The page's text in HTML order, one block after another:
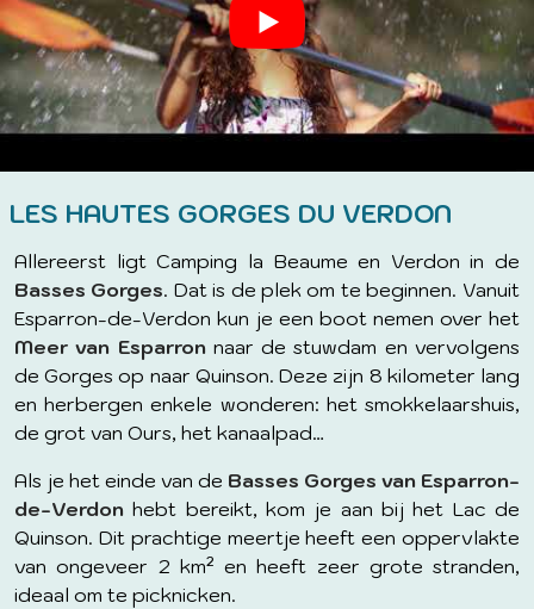
LES HAUTES GORGES DU VERDON
Allereerst ligt Camping la Beaume en Verdon in de
Basses Gorges. Dat is de plek om te beginnen. Vanuit
Esparron-de-Verdon kun je een boot nemen over het
Meer van Esparron naar de stuwdam en vervolgens
de Gorges op naar Quinson. Deze zijn 8 kilometer lang
en herbergen enkele wonderen: het smokkelaarshuis,
de grot van Ours, het kanaalpad…
Als je het einde van de Basses Gorges van Esparron-
de-Verdon hebt bereikt, kom je aan bij het Lac de
Quinson. Dit prachtige meertje heeft een oppervlakte
van ongeveer 2 km² en heeft zeer grote stranden,
ideaal om te picknicken.